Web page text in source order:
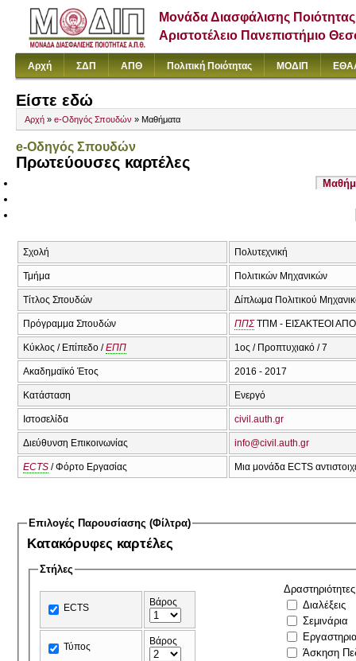
Μονάδα Διασφάλισης Ποιότητας
Αριστοτέλειο Πανεπιστήμιο
Αρχή ΣΔΠ ΑΠΘ Πολιτική Ποιότητας ΜΟΔΙΠ
Είστε εδώ
Αρχή » e-Οδηγός Σπουδών » Μαθήματα
e-Οδηγός Σπουδών
Πρωτεύουσες καρτέλες
Σχολή Πολυτεχνική
Τμήμα Πολιτικών Μηχανικών
Τίτλος Σπουδών Δίπλωμα Πολιτικού
Πρόγραμμα Σπουδών ΠΠΣΤΠΜ - ΕΙΣΑΚΤΕΟΙ
Κύκλος / Επίπεδο /ΕΠΠ 1ος / Προπτυχιακό / 7
Ακαδημαϊκό Έτος 2016 - 2017
Κατάσταση Ενεργό
Ιστοσελίδα civil.auth.gr
Διεύθυνση Επικοινωνίας info@civil.auth.gr
ECTS / Φόρτο Εργασίας Μια μονάδα ECTS
Επιλογές Παρουσίασης (Φίλτρα)
Κατακόρυφες καρτέλες
Στήλες
ECTS Βάρος
Τύπος Βάρος
Δραστηριότητες
Διαλέξεις
Σεμινάρια
Άσκηση